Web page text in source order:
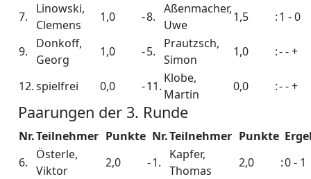
7.
Linowski,
Clemens
1,0 -8.
Aßenmacher,
Uwe
1,5 :1 - 0
9.
Donkoff,
Georg
1,0 -5.
Prautzsch,
Simon
1,0 :- - +
12.spielfrei 0,0 -11.
Klobe,
Martin
0,0 :- - +
Paarungen der 3. Runde
Nr.Teilnehmer Punkte Nr.Teilnehmer Punkte
6.
Österle,
Viktor
2,0 -1.
Kapfer,
Thomas
2,0 :0 - 1